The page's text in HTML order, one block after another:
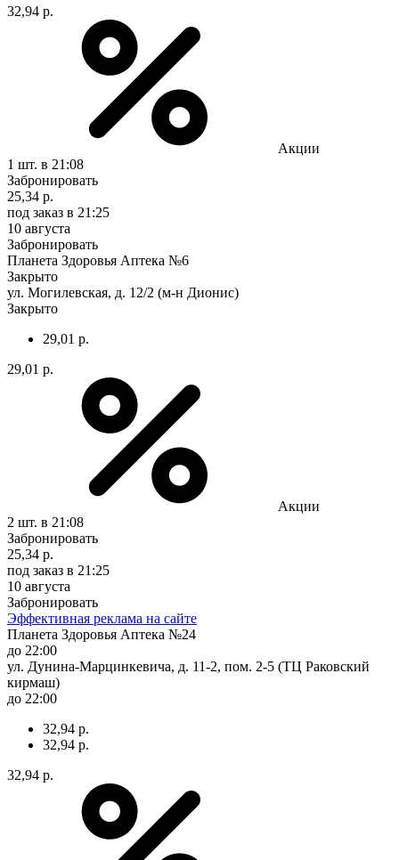
32,94 р.
Акции
1 шт. в 21:08
Забронировать
25,34 р.
под заказ в 21:25
10 августа
Забронировать
Планета Здоровья Аптека №6
Закрыто
ул. Могилевская, д. 12/2 (м-н Дионис)
Закрыто
29,01 р.
29,01 р.
Акции
2 шт. в 21:08
Забронировать
25,34 р.
под заказ в 21:25
10 августа
Забронировать
Эффективная реклама на сайте
Планета Здоровья Аптека №24
до 22:00
ул. Дунина-Марцинкевича, д. 11-2, пом. 2-5 (ТЦ Раковский
кирмаш)
до 22:00
32,94 р.
32,94 р.
32,94 р.